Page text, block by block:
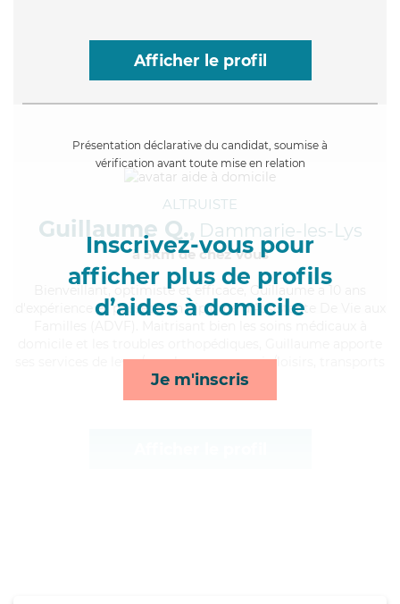
Afficher le profil
Présentation déclarative du candidat, soumise à
vérification avant toute mise en relation
Inscrivez-vous pour
afficher plus de profils
d’aides à domicile
Je m'inscris
ALTRUISTE
Guillaume Q., Dammarie-les-Lys
à 5km de chez Vous
, optimiste et efficace, Guillaume a 10 ans
d'expérience et possède un diplôme d'Assistante De Vie aux
ses services de lever/coucher, compagnie/loisirs, transports
et courses/livraison*